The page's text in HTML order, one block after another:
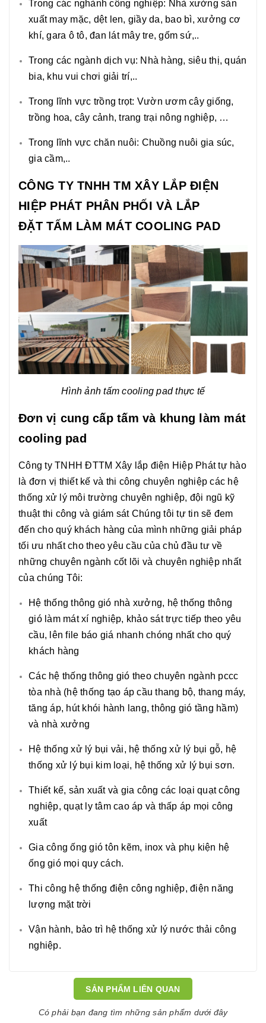
Trong các nghành công nghiệp: Nhà xưởng sản
xuất may mặc, dệt len, giầy da, bao bì, xưởng cơ
khí, gara ô tô, đan lát mây tre, gốm sứ,..
Trong các ngành dịch vụ: Nhà hàng, siêu thị, quán
bia, khu vui chơi giải trí,..
Trong lĩnh vực trồng trọt: Vườn ươm cây giống,
trồng hoa, cây cảnh, trang trại nông nghiệp, …
Trong lĩnh vực chăn nuôi: Chuồng nuôi gia súc,
gia cầm,..
CÔNG TY TNHH TM XÂY LẮP ĐIỆN
HIỆP PHÁT PHÂN PHỐI VÀ LẮP
ĐẶT TẤM LÀM MÁT COOLING PAD
Hình ảnh tấm cooling pad thực tế
Đơn vị cung cấp tấm và khung làm mát
cooling pad
Công ty TNHH ĐTTM Xây lắp điện Hiệp Phát tự hào
là đơn vị thiết kế và thi công chuyên nghiệp các hệ
thống xử lý môi trường chuyên nghiệp, đội ngũ kỹ
thuật thi công và giám sát Chúng tôi tự tin sẽ đem
đến cho quý khách hàng của mình những giải pháp
tối ưu nhất cho theo yêu cầu của chủ đầu tư về
những chuyên ngành cốt lõi và chuyên nghiệp nhất
của chúng Tôi:
Hệ thống thông gió nhà xưởng, hệ thống thông
gió làm mát xí nghiệp, khảo sát trực tiếp theo yêu
cầu, lên file báo giá nhanh chóng nhất cho quý
khách hàng
Các hệ thống thông gió theo chuyên ngành pccc
tòa nhà (hệ thống tạo áp cầu thang bộ, thang máy,
tăng áp, hút khói hành lang, thông gió tầng hầm)
và nhà xưởng
Hệ thống xử lý bụi vải, hệ thống xử lý bụi gỗ, hệ
thống xử lý bụi kim loại, hệ thống xử lý bụi sơn.
Thiết kế, sản xuất và gia công các loại quạt công
nghiệp, quạt ly tâm cao áp và thấp áp mọi công
xuất
Gia công ống gió tôn kẽm, inox và phụ kiện hệ
ống gió mọi quy cách.
Thi công hệ thống điện công nghiệp, điện năng
lượng mặt trời
Vận hành, bảo trì hệ thống xử lý nước thải công
nghiệp.
SẢN PHẨM LIÊN QUAN
Có phải bạn đang tìm những sản phẩm dưới đây